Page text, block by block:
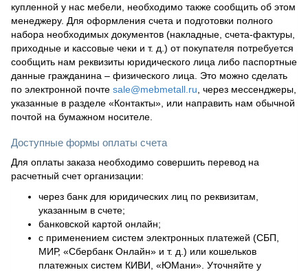
купленной у нас мебели, необходимо также сообщить об этом
менеджеру. Для оформления счета и подготовки полного
набора необходимых документов (накладные, счета-фактуры,
приходные и кассовые чеки и т. д.) от покупателя потребуется
сообщить нам реквизиты юридического лица либо паспортные
данные гражданина – физического лица. Это можно сделать
по электронной почте sale@mebmetall.ru , через мессенджеры,
указанные в разделе «Контакты», или направить нам обычной
почтой на бумажном носителе.
Доступные формы оплаты счета
Для оплаты заказа необходимо совершить перевод на
расчетный счет организации:
через банк для юридических лиц по реквизитам,
указанным в счете;
банковской картой онлайн;
с применением систем электронных платежей (СБП,
МИР, «Сбербанк Онлайн» и т. д.) или кошельков
платежных систем КИВИ, «ЮМани». Уточняйте у